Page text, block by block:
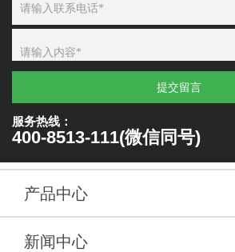
提交留言
服务热线：
400-8513-111(微信同号)
产品中心
新闻中心